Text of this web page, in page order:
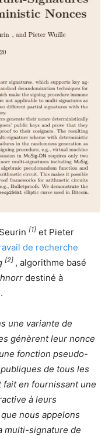
[1] et Pieter
de recherche
[2] , algorithme basé
destiné à
une variante de
génèrent leur nonce
fonction pseudo-
de tous les
fait en fournissant une
à leurs
nous appelons
multi-signature de